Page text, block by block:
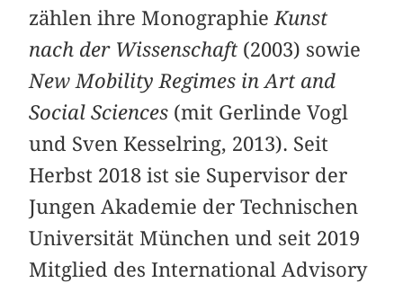
zählen ihre Monographie Kunst
nach der Wissenschaft (2003) sowie
New Mobility Regimes in Art and
Social Sciences (mit Gerlinde Vogl
und Sven Kesselring, 2013). Seit
Herbst 2018 ist sie Supervisor der
Jungen Akademie der Technischen
Universität München und seit 2019
Mitglied des International Advisory